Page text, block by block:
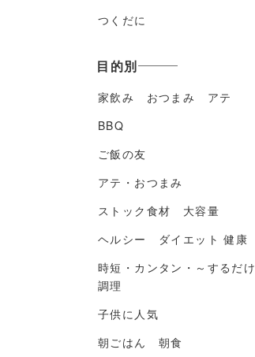
つくだに
目的別
家飲み おつまみ アテ
BBQ
ご飯の友
アテ・おつまみ
ストック食材 大容量
ヘルシー ダイエット 健康
時短・カンタン・～するだけ
調理
子供に人気
朝ごはん 朝食